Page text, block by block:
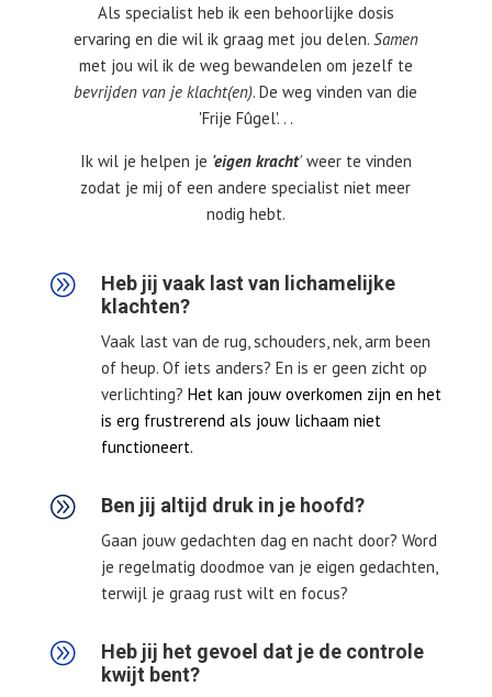
Als specialist heb ik een behoorlijke dosis
ervaring en die wil ik graag met jou delen. Samen
met jou wil ik de weg bewandelen om jezelf te
bevrijden van je klacht(en). De weg vinden van die
'Frije Fûgel'. . .
​Ik wil je helpen je 'eigen kracht'weer te vinden
zodat je mij of een andere specialist niet meer
nodig hebt.
A
Heb jij vaak last van lichamelijke
klachten?
Vaak last van de rug, schouders, nek, arm been
of heup. Of iets anders? En is er geen zicht op
verlichting? Het kan jouw overkomen zijn en het
is erg frustrerend als jouw lichaam niet
functioneert.
A Ben jij altijd druk in je hoofd?
Gaan jouw gedachten dag en nacht door? Word
je regelmatig doodmoe van je eigen gedachten,
terwijl je graag rust wilt en focus?
A
Heb jij het gevoel dat je de controle
kwijt bent?